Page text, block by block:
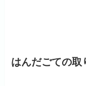
はんだごての取